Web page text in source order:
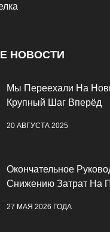
НОВОСТИ
Мы Переехали На
Крупный Шаг Вперёд
20 АВГУСТА 2025
Окончательное
Снижению Затрат На
27 МАЯ 2026 ГОДА